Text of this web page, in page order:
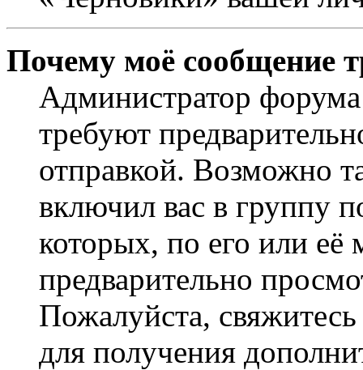
Почему моё сообщение
Администратор
требуют
отправкой. Возможно
включил вас в группу
которых, по его или
предварительно
Пожалуйста,
для получения